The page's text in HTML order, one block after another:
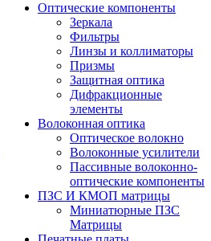
Оптические компоненты
Зеркала
Фильтры
Линзы и коллиматоры
Призмы
Защитная оптика
Дифракционные
элементы
Волоконная оптика
Оптическое волокно
Волоконные усилители
Пассивные волоконно-
оптические компоненты
ПЗС И КМОП матрицы
Миниатюрные ПЗС
Матрицы